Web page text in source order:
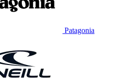
Patagonia